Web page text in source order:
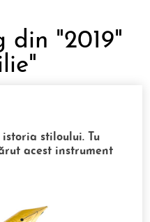
din "2019"
stiloului. Tu
acest instrument